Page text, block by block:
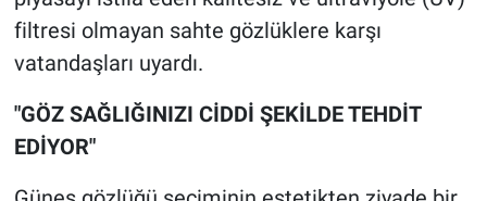
filtresi olmayan sahte gözlüklere karşı
vatandaşları uyardı.
"GÖZ SAĞLIĞINIZI CİDDİ ŞEKİLDE TEHDİT
EDİYOR"